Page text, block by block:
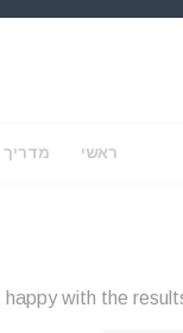
ראשי
happy with the